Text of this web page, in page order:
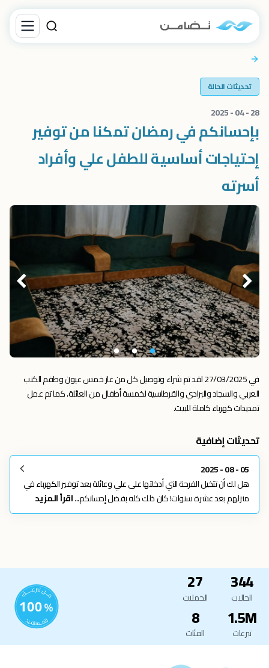
تحديثات الحالة
28 - 04 - 2025
بإحسانكم في رمضان تمكنا من توفير
إحتياجات أساسية للطفل علي وأفراد
أسرته
في 27/03/2025 لقد تم شراء وتوصيل كل من غاز خمس عيون وطقم الكنب
العربي والسجاد والبرادي والقرطاسية لخمسة أطفال من العائلة، كما تم عمل
تمديدات كهرباء كاملة للبيت.
تحديثات إضافية
05 - 08 - 2025
هل لك أن تتخيل الفرحة التي أدخلتها على علي وعائلة بعد توفير الكهرباء في
منزلهم بعد عشرة سنوات! كان ذلك كله بفضل إحسانكم...اقرأ المزيد
344
الحالات
27
الحملات
1.5M
تبرعات
8
الفئات